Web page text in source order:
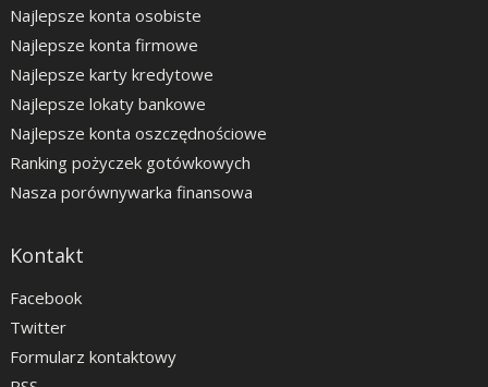
Najlepsze konta osobiste
Najlepsze konta firmowe
Najlepsze karty kredytowe
Najlepsze lokaty bankowe
Najlepsze konta oszczędnościowe
Ranking pożyczek gotówkowych
Nasza porównywarka finansowa
Kontakt
Facebook
Twitter
Formularz kontaktowy